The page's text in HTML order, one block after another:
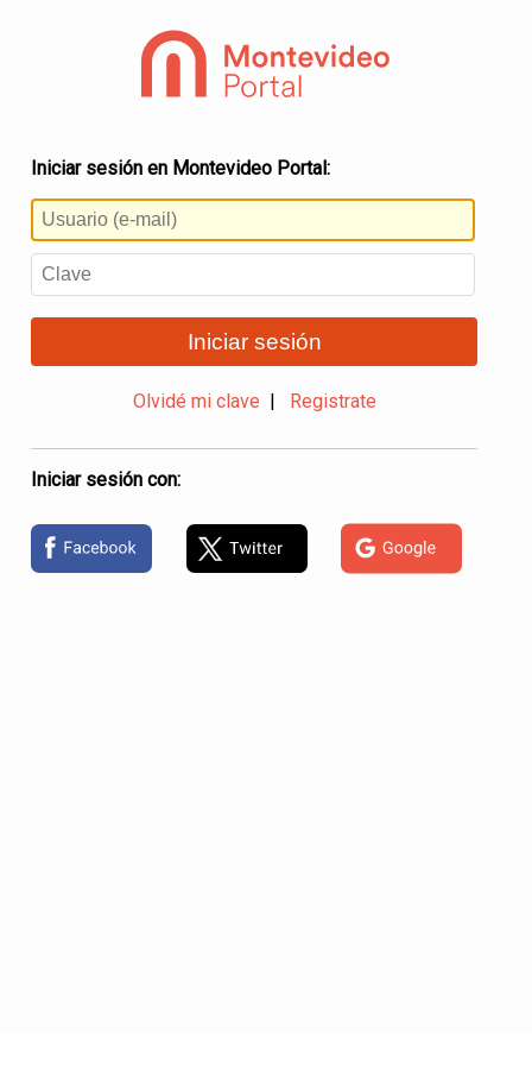
Iniciar sesión en Montevideo Portal:
Iniciar sesión
Olvidé mi clave Registrate
Iniciar sesión con: